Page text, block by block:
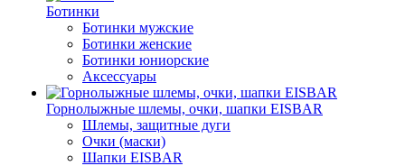
Ботинки
Ботинки мужские
Ботинки женские
Ботинки юниорские
Аксессуары
Горнолыжные шлемы, очки, шапки EISBAR
Шлемы, защитные дуги
Очки (маски)
Шапки EISBAR